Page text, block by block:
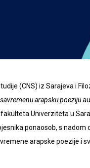
(CNS) iz Sarajeva i
arapsku poeziju
Univerziteta u
ponaosob, s nadom
arapske poezije i